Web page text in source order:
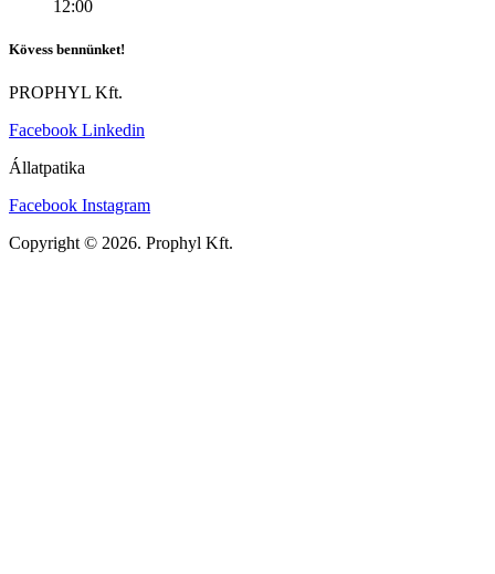
12:00
Kövess bennünket!
PROPHYL Kft.
Facebook Linkedin
Állatpatika
Facebook Instagram
Copyright © 2026. Prophyl Kft.